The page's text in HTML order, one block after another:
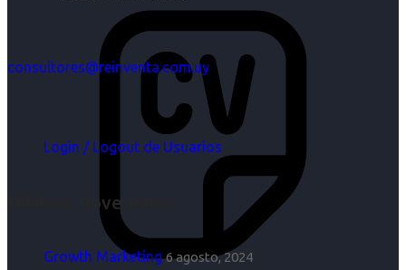
consultores@reinventa.com.uy
Login / Logout de Usuarios
Últimas Novedades
Growth Marketing 6 agosto, 2024